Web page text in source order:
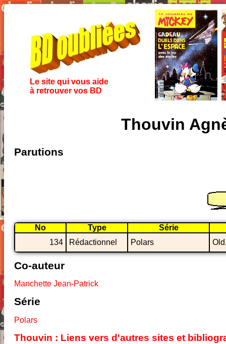
Le site qui vous aide
à retrouver vos BD
Thouvin
Parutions
No Type
Série
134
Rédactionnel Polars
Co-auteur
Manchette Jean-Patrick
Série
Polars
Thouvin : Liens vers d'autres sites et